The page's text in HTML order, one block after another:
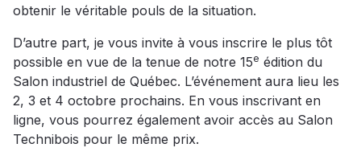
obtenir le véritable pouls de la situation.
D’autre part, je vous invite à vous inscrire le plus tôt
possible en vue de la tenue de notre 15e édition du
Salon industriel de Québec. L’événement aura lieu les
2, 3 et 4 octobre prochains. En vous inscrivant en
ligne, vous pourrez également avoir accès au Salon
Technibois pour le même prix.